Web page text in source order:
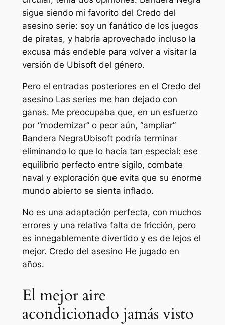
sigue siendo mi favorito del Credo del
asesinoserie: soy un fanático de los juegos
de piratas, y habría aprovechado incluso la
excusa más endeble para volver a visitar la
versión de Ubisoft del género.
Pero el entradas posteriores en el Credo del
asesinoLas series me han dejado con
ganas. Me preocupaba que, en un esfuerzo
por “modernizar” o peor aún, “ampliar”
Bandera NegraUbisoft podría terminar
eliminando lo que lo hacía tan especial: ese
equilibrio perfecto entre sigilo, combate
naval y exploración que evita que su enorme
mundo abierto se sienta inflado.
No es una adaptación perfecta, con muchos
errores y una relativa falta de fricción, pero
es innegablemente divertido y es de lejos el
mejor. Credo del asesinoHe jugado en
años.
El mejor aire
acondicionado jamás visto